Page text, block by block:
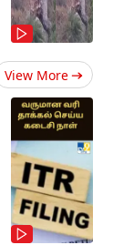
View More